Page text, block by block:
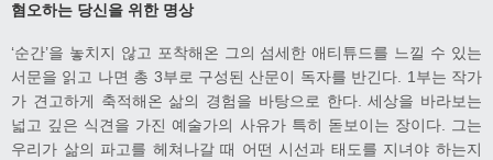
혐오하는 당신을 위한 명상
‘순간’을 놓치지 않고 포착해온 그의 섬세한 애티튜드를 느낄 수 있는
서문을 읽고 나면 총 3부로 구성된 산문이 독자를 반긴다. ​1부는 작가
가 견고하게 축적해온 삶의 경험을 바탕으로 한다. 세상을 바라보는
넓고 깊은 식견을 가진 예술가의 사유가 특히 돋보이는 장이다. 그는
우리가 삶의 파고를 헤쳐나갈 때 어떤 시선과 태도를 지녀야 하는지